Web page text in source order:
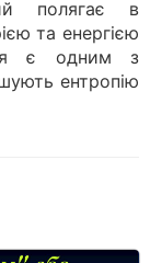
полягає в
та енергією
є одним з
ентропію